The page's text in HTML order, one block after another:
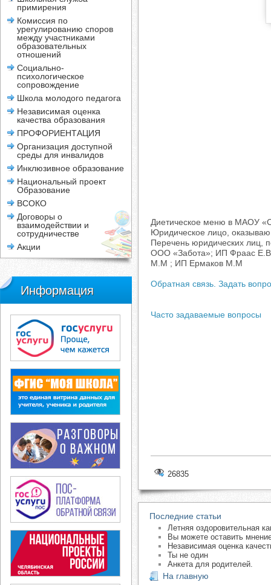
примирения
Комиссия по
урегулированию споров
между участниками
образовательных
отношений
Социально-
психологическое
сопровождение
Школа молодого педагога
Независимая оценка
качества образования
ПРОФОРИЕНТАЦИЯ
Организация доступной
среды для инвалидов
Инклюзивное образование
Национальный проект
Образование
ВСОКО
Договоры о
взаимодействии и
сотрудничестве
Акции
Информация
Диетическое меню в МАОУ
Юридическое лицо,
Перечень юридических лиц,
ООО «Забота»; ИП Фраас
М.М ; ИП Ермаков М.М
Обратная связь. Задать
Часто задаваемые вопросы
26835
Последние статьи
Летняя оздоровительная
Вы можете оставить
Независимая оценка
Ты не один
Анкета для родителей.
На главную